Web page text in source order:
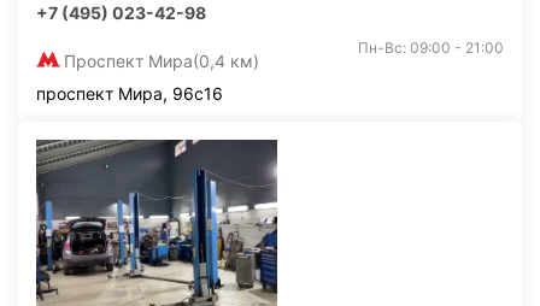
+7 (495) 023-42-98
Проспект Мира(0,4 км)
Пн-Вс: 09:00 - 21:00
проспект Мира, 96с16